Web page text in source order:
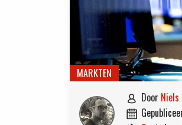
MARKTEN
 door Niels
